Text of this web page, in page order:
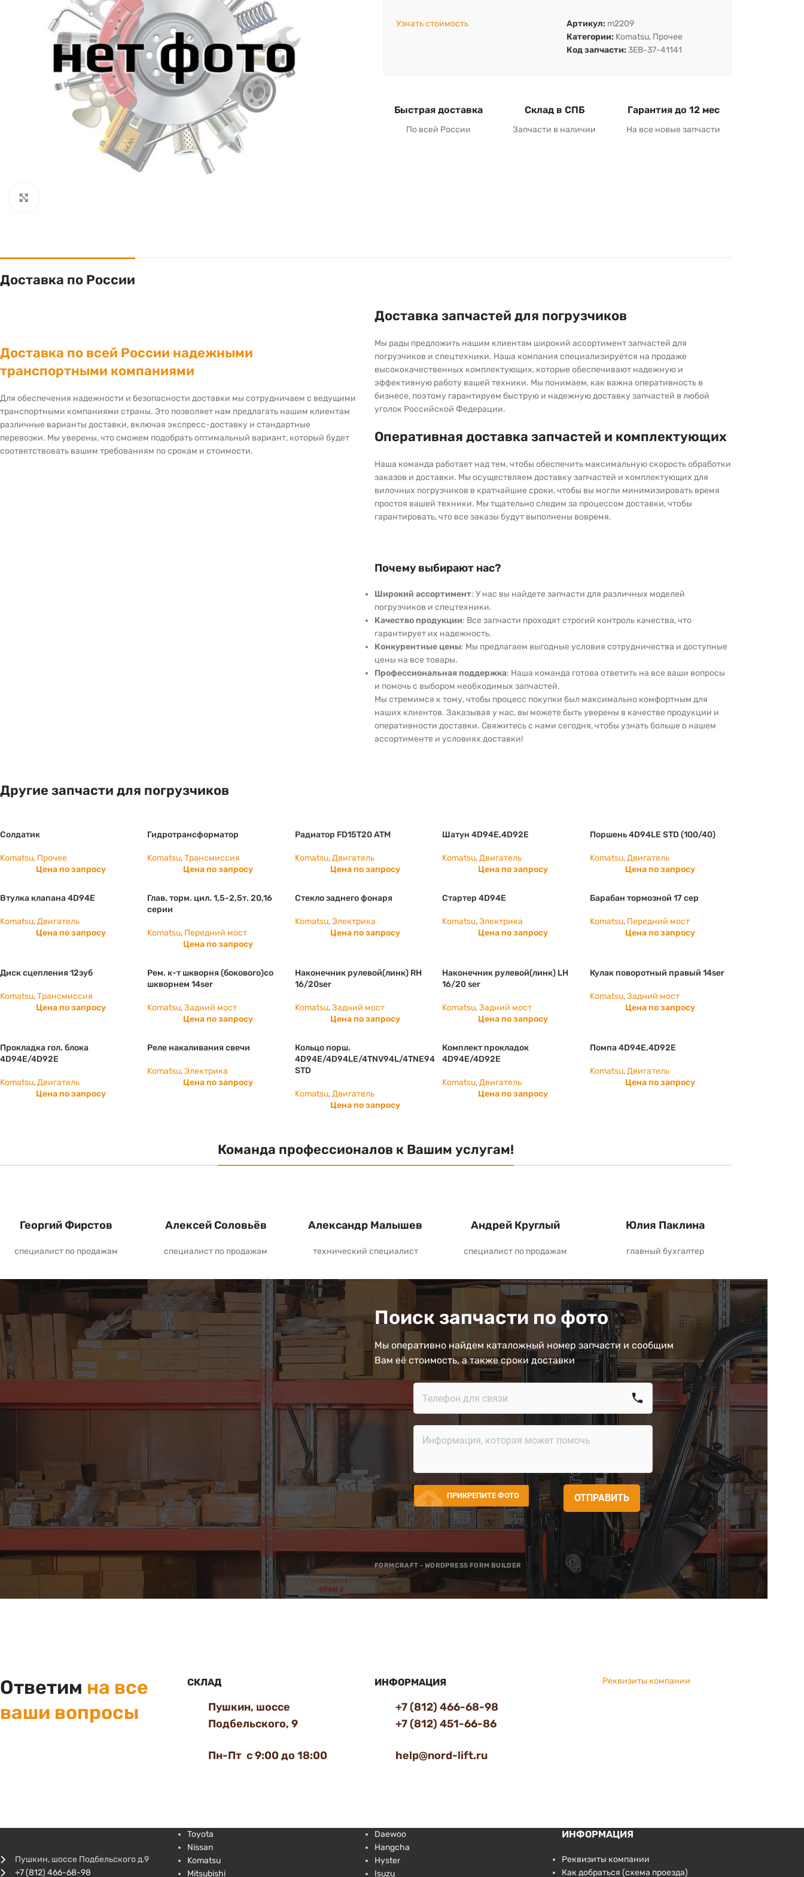
Узнать стоимость Артикул: m2209
Категории: Komatsu, Прочее
Код запчасти: 3EB-37-41141
Быстрая доставка
По всей России
Склад в СПБ
Запчасти в наличии
Гарантия до 12 мес
На все новые запчасти
Доставка по России
Доставка по всей России надежными
транспортными компаниями
Для обеспечения надежности и безопасности доставки мы сотрудничаем с ведущими
транспортными компаниями страны. Это позволяет нам предлагать нашим клиентам
различные варианты доставки, включая экспресс-доставку и стандартные
перевозки. Мы уверены, что сможем подобрать оптимальный вариант, который будет
соответствовать вашим требованиям по срокам и стоимости.
Доставка запчастей для погрузчиков
Мы рады предложить нашим клиентам широкий ассортимент запчастей для
погрузчиков и спецтехники. Наша компания специализируется на продаже
высококачественных комплектующих, которые обеспечивают надежную и
эффективную работу вашей техники. Мы понимаем, как важна оперативность в
бизнесе, поэтому гарантируем быструю и надежную доставку запчастей в любой
уголок Российской Федерации.
Оперативная доставка запчастей и комплектующих
Наша команда работает над тем, чтобы обеспечить максимальную скорость обработки
заказов и доставки. Мы осуществляем доставку запчастей и комплектующих для
вилочных погрузчиков в кратчайшие сроки, чтобы вы могли минимизировать время
простоя вашей техники. Мы тщательно следим за процессом доставки, чтобы
гарантировать, что все заказы будут выполнены вовремя.
Почему выбирают нас?
Широкий ассортимент: У нас вы найдете запчасти для различных моделей
погрузчиков и спецтехники.
Качество продукции: Все запчасти проходят строгий контроль качества, что
гарантирует их надежность.
Конкурентные цены: Мы предлагаем выгодные условия сотрудничества и доступные
цены на все товары.
Профессиональная поддержка: Наша команда готова ответить на все ваши вопросы
и помочь с выбором необходимых запчастей.
Мы стремимся к тому, чтобы процесс покупки был максимально комфортным для
наших клиентов. Заказывая у нас, вы можете быть уверены в качестве продукции и
оперативности доставки. Свяжитесь с нами сегодня, чтобы узнать больше о нашем
ассортименте и условиях доставки!
Другие запчасти для погрузчиков
Солдатик
Komatsu, Прочее
Цена по запросу
Гидротрансформатор
Komatsu,Трансмиссия
Цена по запросу
Радиатор FD15T20 ATM
Komatsu,Двигатель
Цена по запросу
Шатун 4D94E,4D92E
Komatsu,Двигатель
Цена по запросу
Поршень 4D94LE STD (100/40)
Komatsu, Двигатель
Цена по запросу
Втулка клапана 4D94E
Komatsu,Двигатель
Цена по запросу
Глав. торм. цил. 1,5-2,5т. 20,16
серии
Komatsu, Передний мост
Цена по запросу
Стекло заднего фонаря
Komatsu,Электрика
Цена по запросу
Стартер 4D94E
Komatsu,Электрика
Цена по запросу
Барабан тормозной 17 сер
Komatsu, Передний мост
Цена по запросу
Диск сцепления 12зуб
Komatsu,Трансмиссия
Цена по запросу
Рем. к-т шкворня (бокового)со
шкворнем 14ser
Komatsu,Задний мост
Цена по запросу
Наконечник рулевой(линк) RH
16/20ser
Komatsu,Задний мост
Цена по запросу
Наконечник рулевой(линк) LH
16/20 ser
Komatsu,Задний мост
Цена по запросу
Кулак поворотный правый 14ser
Komatsu, Задний мост
Цена по запросу
Прокладка гол. блока
4D94E/4D92E
Komatsu,Двигатель
Цена по запросу
Реле накаливания свечи
Komatsu,Электрика
Цена по запросу
Кольцо порш.
4D94E/4D94LE/4TNV94L/4TNE94
STD
Komatsu,Двигатель
Цена по запросу
Комплект прокладок
4D94E/4D92E
Komatsu,Двигатель
Цена по запросу
Помпа 4D94E,4D92E
Komatsu, Двигатель
Цена по запросу
Команда профессионалов к Вашим услугам!
Георгий Фирстов
специалист по продажам
Алексей Соловьёв
специалист по продажам
Александр Малышев
технический специалист
Андрей Круглый
специалист по продажам
Юлия Паклина
главный бухгалтер
Поиск запчасти по фото
Мы оперативно найдем каталожный номер запчасти и сообщим
Вам её стоимость, а также сроки доставки
call
cloud_upload ПРИКРЕПИТЕ ФОТО ОТПРАВИТЬ
FORMCRAFT - WORDPRESS FORM BUILDER
Ответим на все
ваши вопросы
СКЛАД
Пушкин, шоссе
Подбельского, 9
Пн-Пт с 9:00 до 18:00
ИНФОРМАЦИЯ
+7 (812) 466-68-98
+7 (812) 451-66-86
help@nord-lift.ru
Реквизиты компании
Пушкин, шоссе Подбельского д.9
+7 (812) 466-68-98
Toyota
Nissan
Komatsu
Mitsubishi
Daewoo
Hangcha
Hyster
Isuzu
ИНФОРМАЦИЯ
Реквизиты компании
Как добраться (схема проезда)